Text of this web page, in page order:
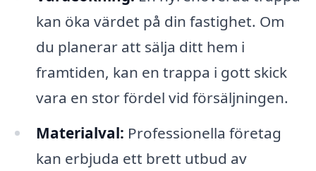
kan öka värdet på din fastighet. Om
du planerar att sälja ditt hem i
framtiden, kan en trappa i gott skick
vara en stor fördel vid försäljningen.
Materialval: Professionella företag
kan erbjuda ett brett utbud av